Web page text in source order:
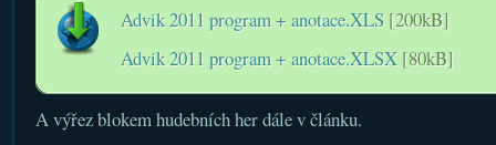
Advik 2011 program + anotace.XLS[200kB]
Advik 2011 program + anotace.XLSX[80kB]
A výřez blokem hudebních her dále v článku.